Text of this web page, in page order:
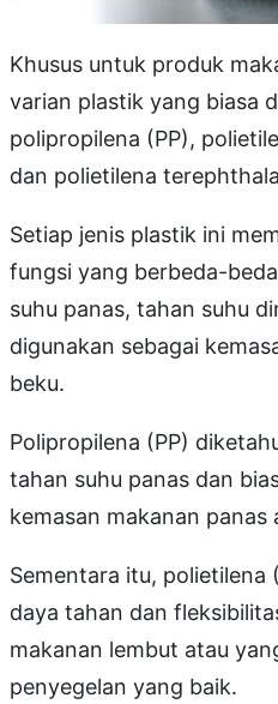
Khusus untuk produk
varian plastik yang biasa
polipropilena (PP),
dan polietilena
Setiap jenis plastik ini
fungsi yang berbeda-
suhu panas, tahan suhu
digunakan sebagai
beku.
Polipropilena (PP)
tahan suhu panas dan
kemasan makanan panas
Sementara itu, polietilena
daya tahan dan
makanan lembut atau
penyegelan yang baik.